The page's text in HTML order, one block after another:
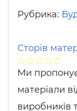
Рубрика:
Сторів
Ми
матеріали
виробників